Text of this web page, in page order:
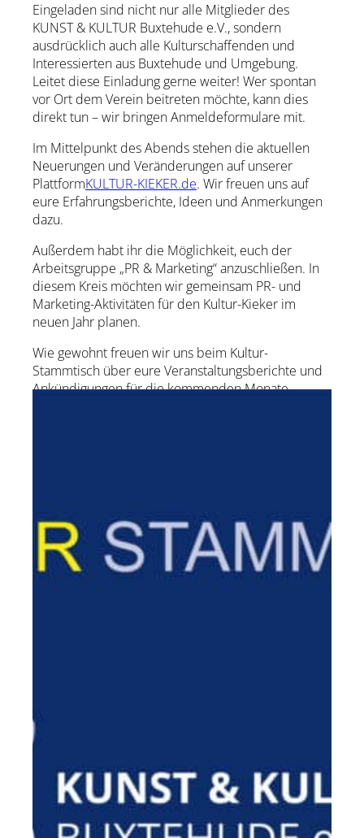
Eingeladen sind nicht nur alle Mitglieder des
KUNST & KULTUR Buxtehude e.V., sondern
ausdrücklich auch alle Kulturschaffenden und
Interessierten aus Buxtehude und Umgebung.
Leitet diese Einladung gerne weiter! Wer spontan
vor Ort dem Verein beitreten möchte, kann dies
direkt tun – wir bringen Anmeldeformulare mit.
Im Mittelpunkt des Abends stehen die aktuellen
Neuerungen und Veränderungen auf unserer
PlattformKULTUR-KIEKER.de. Wir freuen uns auf
eure Erfahrungsberichte, Ideen und Anmerkungen
dazu.
Außerdem habt ihr die Möglichkeit, euch der
Arbeitsgruppe „PR & Marketing“ anzuschließen. In
diesem Kreis möchten wir gemeinsam PR- und
Marketing-Aktivitäten für den Kultur-Kieker im
neuen Jahr planen.
Wie gewohnt freuen wir uns beim Kultur-
Stammtisch über eure Veranstaltungsberichte und
Ankündigungen für die kommenden Monate.